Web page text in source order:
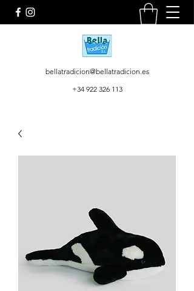
bellatradicion@bellatradicion.es
+34 922 326 113